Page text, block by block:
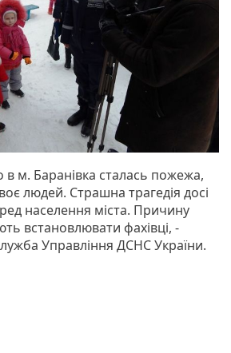
в м. Баранівка сталась пожежа,
людей. Страшна трагедія досі
населення міста. Причину
встановлювати фахівці, -
Управління ДСНС України.